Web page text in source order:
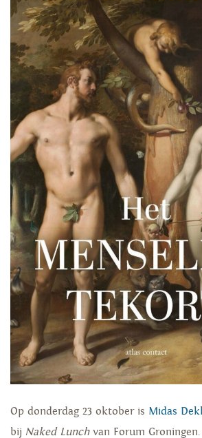
Op donderdag 23 oktober is Midas
bij Naked Lunchvan Forum